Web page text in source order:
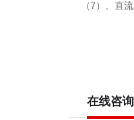
（7）、直
在线咨询